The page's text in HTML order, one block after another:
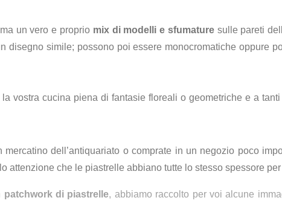
un vero e proprio mix di modelli e sfumaturesulle pareti
disegno simile; possono poi essere monocromatiche oppure
vostra cucina piena di fantasie floreali o geometriche e a
dell’antiquariato o comprate in un negozio poco
attenzione che le piastrelle abbiano tutte lo stesso spessore
patchwork di piastrelle, abbiamo raccolto per voi alcune